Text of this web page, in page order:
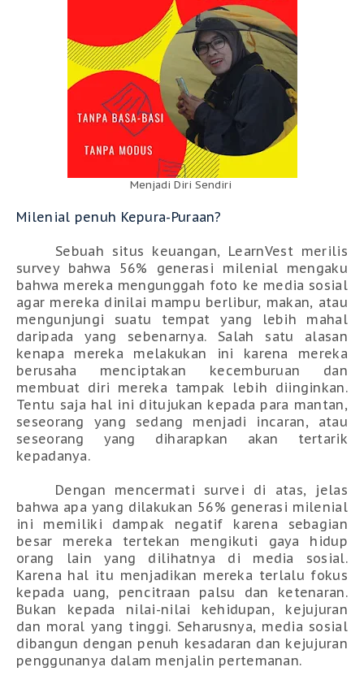
Menjadi Diri Sendiri
Milenial penuh Kepura-Puraan?
Sebuah situs keuangan, LearnVest merilis
survey bahwa 56% generasi milenial mengaku
bahwa mereka mengunggah foto ke media sosial
agar mereka dinilai mampu berlibur, makan, atau
mengunjungi suatu tempat yang lebih mahal
daripada yang sebenarnya. Salah satu alasan
kenapa mereka melakukan ini karena mereka
berusaha menciptakan kecemburuan dan
membuat diri mereka tampak lebih diinginkan.
Tentu saja hal ini ditujukan kepada para mantan,
seseorang yang sedang menjadi incaran, atau
seseorang yang diharapkan akan tertarik
kepadanya.
Dengan mencermati survei di atas, jelas
bahwa apa yang dilakukan 56% generasi milenial
ini memiliki dampak negatif karena sebagian
besar mereka tertekan mengikuti gaya hidup
orang lain yang dilihatnya di media sosial.
Karena hal itu menjadikan mereka terlalu fokus
kepada uang, pencitraan palsu dan ketenaran.
Bukan kepada nilai-nilai kehidupan, kejujuran
dan moral yang tinggi. Seharusnya, media sosial
dibangun dengan penuh kesadaran dan kejujuran
penggunanya dalam menjalin pertemanan.